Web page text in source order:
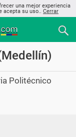
una mejor experiencia
acepta su uso.. Cerrar
Politécnico